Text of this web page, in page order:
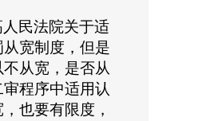
民法院关于适
宽制度，但是
从宽，是否从
程序中适用认
也要有限度，